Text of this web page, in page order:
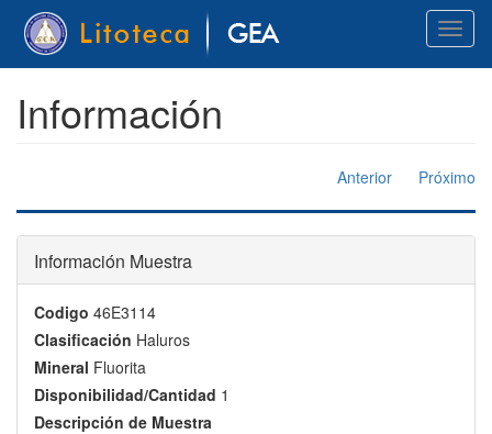
Pasar
contenido
Información
Anterior Próximo
Información Muestra
Codigo 46E3114
Clasificación Haluros
Mineral Fluorita
Disponibilidad/Cantidad 1
Descripción de Muestra